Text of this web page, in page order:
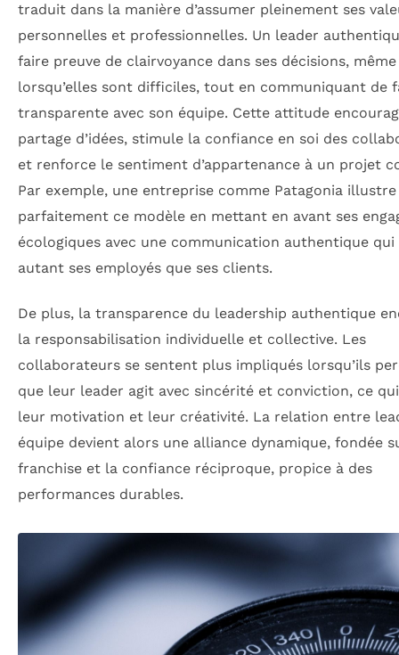
traduit dans la manière d’assumer pleinement ses
personnelles et professionnelles. Un leader
faire preuve de clairvoyance dans ses décisions, même
lorsqu’elles sont difficiles, tout en communiquant de
transparente avec son équipe. Cette attitude
partage d’idées, stimule la confiance en soi des
et renforce le sentiment d’appartenance à un projet
Par exemple, une entreprise comme Patagonia illustre
parfaitement ce modèle en mettant en avant ses
écologiques avec une communication authentique qui
autant ses employés que ses clients.
De plus, la transparence du leadership authentique
la responsabilisation individuelle et collective. Les
collaborateurs se sentent plus impliqués lorsqu’ils
que leur leader agit avec sincérité et conviction, ce
leur motivation et leur créativité. La relation entre
équipe devient alors une alliance dynamique, fondée
franchise et la confiance réciproque, propice à des
performances durables.